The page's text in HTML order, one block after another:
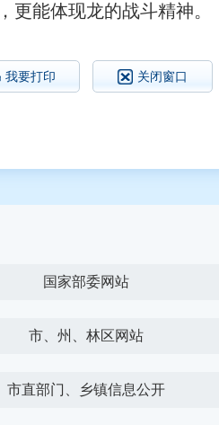
更能体现龙的战斗精神。
我要打印 关闭窗口
国家部委网站
市、州、林区网站
市直部门、乡镇信息公开